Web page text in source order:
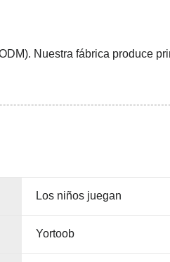
Nuestra fábrica produce
Los niños juegan
Yortoob